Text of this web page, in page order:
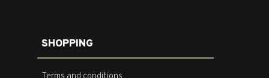
SHOPPING